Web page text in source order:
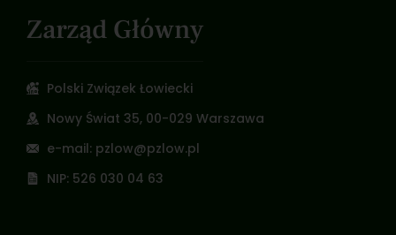
Zarząd Główny
Polski Związek Łowiecki
Nowy Świat 35, 00-029 Warszawa
e-mail: pzlow@pzlow.pl
NIP: 526 030 04 63